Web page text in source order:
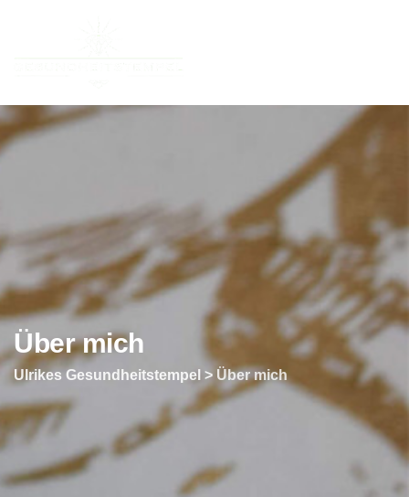
Über mich
Ulrikes Gesundheitstempel > Über mich